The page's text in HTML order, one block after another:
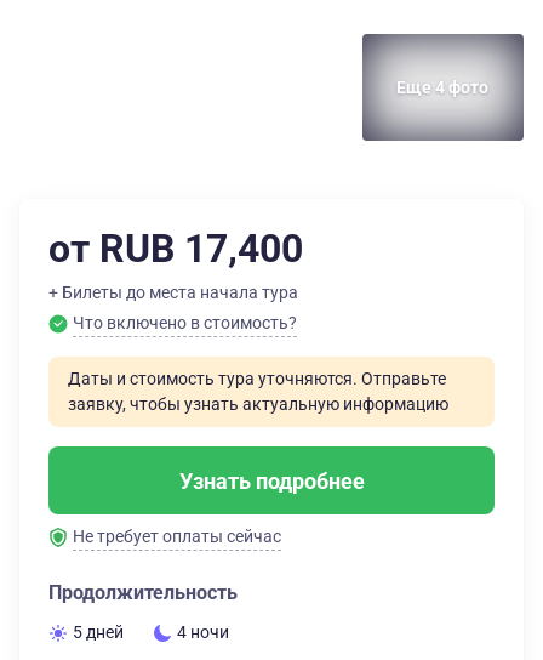
Еще 4 фото
от RUB 17,400
+ Билеты до места начала тура
Что включено в стоимость?
Даты и стоимость тура уточняются. Отправьте
заявку, чтобы узнать актуальную информацию
Узнать подробнее
Не требует оплаты сейчас
Продолжительность
5 дней 4 ночи